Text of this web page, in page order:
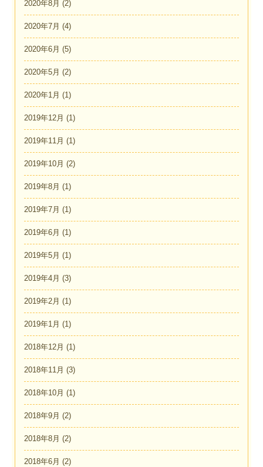
2020年8月 (2)
2020年7月 (4)
2020年6月 (5)
2020年5月 (2)
2020年1月 (1)
2019年12月 (1)
2019年11月 (1)
2019年10月 (2)
2019年8月 (1)
2019年7月 (1)
2019年6月 (1)
2019年5月 (1)
2019年4月 (3)
2019年2月 (1)
2019年1月 (1)
2018年12月 (1)
2018年11月 (3)
2018年10月 (1)
2018年9月 (2)
2018年8月 (2)
2018年6月 (2)